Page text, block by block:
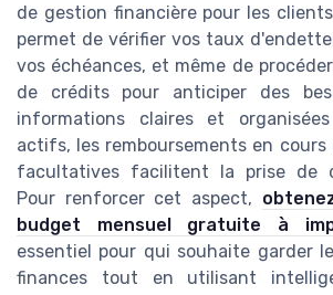
de gestion financière pour les
permet de vérifier vos taux
vos échéances, et même de
de crédits pour anticiper des
informations claires et
actifs, les remboursements en cours
facultatives facilitent la prise de
Pour renforcer cet aspect,
budget mensuel gratuite à
essentiel pour qui souhaite garder
finances tout en utilisant